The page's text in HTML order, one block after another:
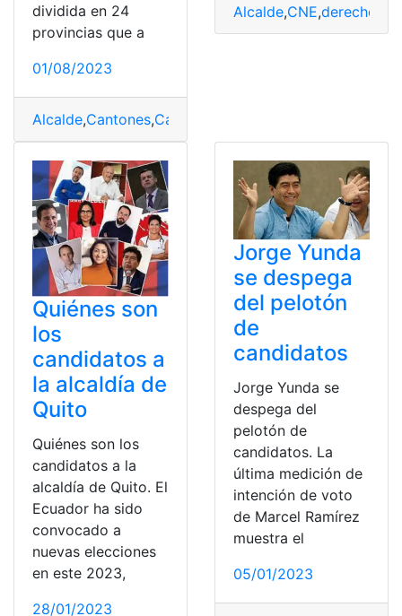
dividida en 24
provincias que a
01/08/2023
Alcalde,Cantones,Capital
Alcalde,CNE,derecho
Quiénes son
los
candidatos a
la alcaldía de
Quito
Quiénes son los
candidatos a la
alcaldía de Quito. El
Ecuador ha sido
convocado a
nuevas elecciones
en este 2023,
28/01/2023
Jorge Yunda
se despega
del pelotón
de
candidatos
Jorge Yunda se
despega del
pelotón de
candidatos. La
última medición de
intención de voto
de Marcel Ramírez
muestra el
05/01/2023